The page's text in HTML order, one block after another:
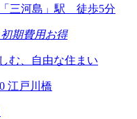
三河島」駅 徒歩5分
初期費用お得
む、自由な住まい
江戸川橋